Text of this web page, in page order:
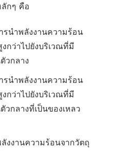
กๆ คือ
นำพลังงานความร้อน
กว่าไปยังบริเวณที่มี
วกลาง
นำพลังงานความร้อน
กว่าไปยังบริเวณที่มี
กลางที่เป็นของเหลว
งงานความร้อนจากวัตถุ